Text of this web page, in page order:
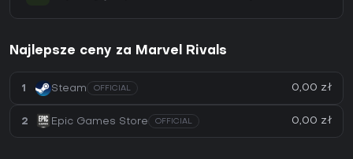
Najlepsze ceny za Marvel Rivals
1 Steam OFFICIAL 0,00 zł
2 Epic Games Store OFFICIAL 0,00 zł